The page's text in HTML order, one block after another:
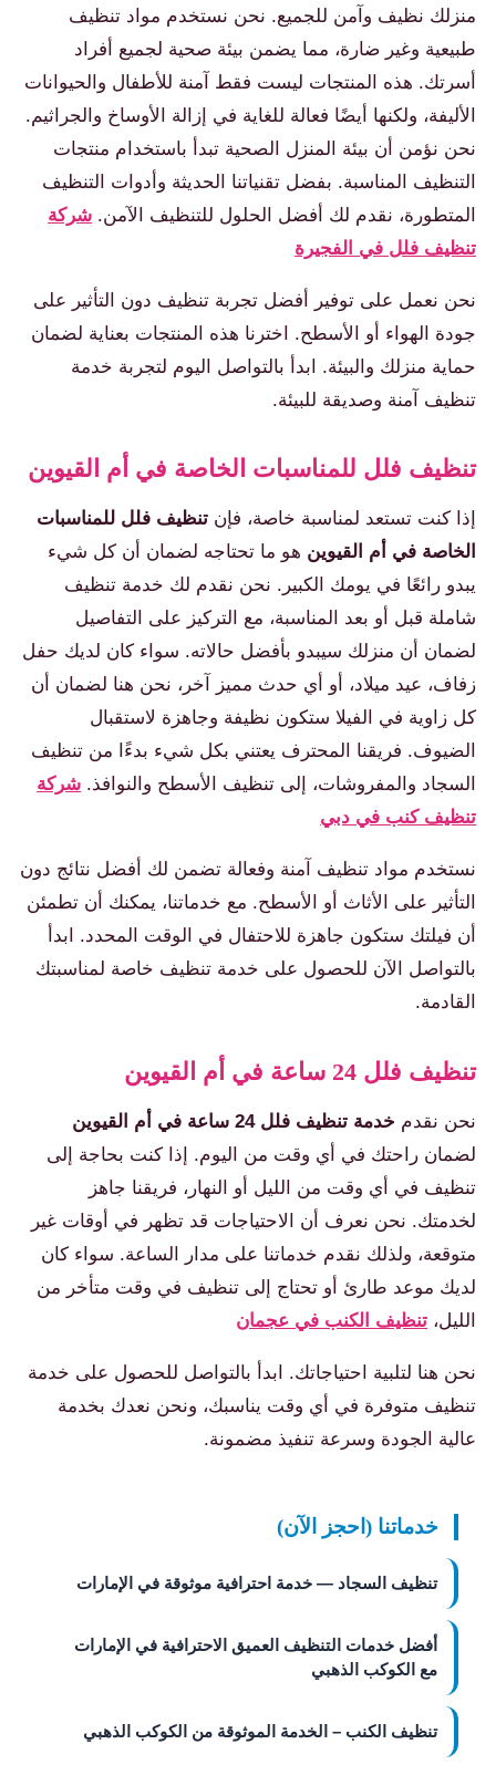
منزلك نظيف وآمن للجميع. نحن نستخدم مواد تنظيف
طبيعية وغير ضارة، مما يضمن بيئة صحية لجميع أفراد
أسرتك. هذه المنتجات ليست فقط آمنة للأطفال والحيوانات
الأليفة، ولكنها أيضًا فعالة للغاية في إزالة الأوساخ والجراثيم.
نحن نؤمن أن بيئة المنزل الصحية تبدأ باستخدام منتجات
التنظيف المناسبة. بفضل تقنياتنا الحديثة وأدوات التنظيف
المتطورة، نقدم لك أفضل الحلول للتنظيف الآمن. شركة
تنظيف فلل في الفجيرة
نحن نعمل على توفير أفضل تجربة تنظيف دون التأثير على
جودة الهواء أو الأسطح. اخترنا هذه المنتجات بعناية لضمان
حماية منزلك والبيئة. ابدأ بالتواصل اليوم لتجربة خدمة
تنظيف آمنة وصديقة للبيئة.
تنظيف فلل للمناسبات الخاصة في أم القيوين
إذا كنت تستعد لمناسبة خاصة، فإن تنظيف فلل للمناسبات
الخاصة في أم القيوين هو ما تحتاجه لضمان أن كل شيء
يبدو رائعًا في يومك الكبير. نحن نقدم لك خدمة تنظيف
شاملة قبل أو بعد المناسبة، مع التركيز على التفاصيل
لضمان أن منزلك سيبدو بأفضل حالاته. سواء كان لديك حفل
زفاف، عيد ميلاد، أو أي حدث مميز آخر، نحن هنا لضمان أن
كل زاوية في الفيلا ستكون نظيفة وجاهزة لاستقبال
الضيوف. فريقنا المحترف يعتني بكل شيء بدءًا من تنظيف
السجاد والمفروشات، إلى تنظيف الأسطح والنوافذ. شركة
تنظيف كنب في دبي
نستخدم مواد تنظيف آمنة وفعالة تضمن لك أفضل نتائج دون
التأثير على الأثاث أو الأسطح. مع خدماتنا، يمكنك أن تطمئن
أن فيلتك ستكون جاهزة للاحتفال في الوقت المحدد. ابدأ
بالتواصل الآن للحصول على خدمة تنظيف خاصة لمناسبتك
القادمة.
تنظيف فلل 24 ساعة في أم القيوين
نحن نقدم خدمة تنظيف فلل 24 ساعة في أم القيوين
لضمان راحتك في أي وقت من اليوم. إذا كنت بحاجة إلى
تنظيف في أي وقت من الليل أو النهار، فريقنا جاهز
لخدمتك. نحن نعرف أن الاحتياجات قد تظهر في أوقات غير
متوقعة، ولذلك نقدم خدماتنا على مدار الساعة. سواء كان
لديك موعد طارئ أو تحتاج إلى تنظيف في وقت متأخر من
الليل، تنظيف الكنب في عجمان
نحن هنا لتلبية احتياجاتك. ابدأ بالتواصل للحصول على خدمة
تنظيف متوفرة في أي وقت يناسبك، ونحن نعدك بخدمة
عالية الجودة وسرعة تنفيذ مضمونة.
خدماتنا (احجز الآن)
تنظيف السجاد — خدمة احترافية موثوقة في الإمارات
أفضل خدمات التنظيف العميق الاحترافية في الإمارات
مع الكوكب الذهبي
تنظيف الكنب – الخدمة الموثوقة من الكوكب الذهبي